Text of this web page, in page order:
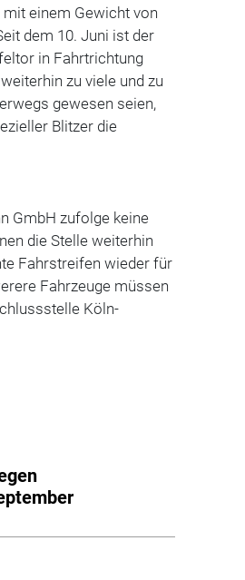
mit einem Gewicht von
dem 10. Juni ist der
in Fahrtrichtung
zu viele und zu
gewesen seien,
Blitzer die
GmbH zufolge keine
die Stelle weiterhin
Fahrstreifen wieder für
Fahrzeuge müssen
Köln-